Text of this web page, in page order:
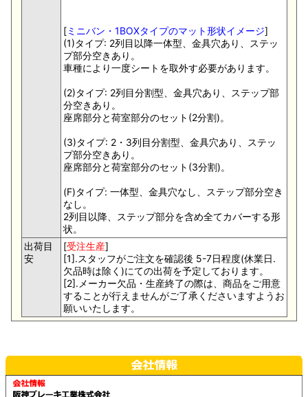
[ミニバン・1BOXタイプのマット形状イメージ]
(1)タイプ: 2列目以降一体型、金具穴あり、ステッ
プ部分空きあり。
車種により一度シートを取外す必要があります。
(2)タイプ: 2列目分割型、金具穴あり、ステップ部
分空きあり。
座席部分と荷室部分のセット(2分割)。
(3)タイプ: 2・3列目分割型、金具穴あり、ステッ
プ部分空きあり。
座席部分と荷室部分のセット(3分割)。
(F)タイプ: 一体型、金具穴なし、ステップ部分空き
なし。
2列目以降、ステップ部分を含め全てカバーする形
状。
出荷目
安
[受注生産]
[1].スタッフがご注文を確認後 5-7日程度(休業日.
欠品時は除く)にての出荷を予定しております。
[2].メーカー欠品・生産終了の際は、商品をご用意
することが行えませんがご了承くださいますようお
願いいたします。